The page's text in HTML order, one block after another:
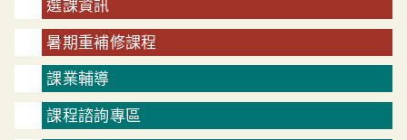
選課資訊
暑期重補修課程
課業輔導
課程諮詢專區